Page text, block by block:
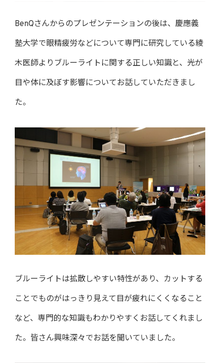
BenQさんからのプレゼンテーションの後は、慶應義
塾大学で眼精疲労などについて専門に研究している綾
木医師よりブルーライトに関する正しい知識と、光が
目や体に及ぼす影響についてお話していただきまし
た。
ブルーライトは拡散しやすい特性があり、カットする
ことでものがはっきり見えて目が疲れにくくなること
など、専門的な知識もわかりやすくお話してくれまし
た。皆さん興味深々でお話を聞いていました。